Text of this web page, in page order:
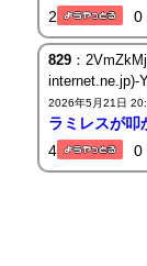
2
0
829：
internet.ne.jp)-
2026年5月21日
ラミレスが叩
4
0